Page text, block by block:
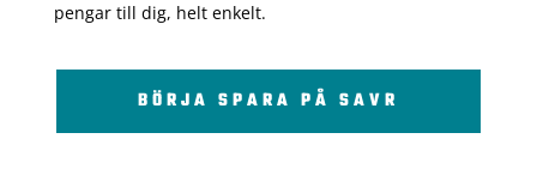
pengar till dig, helt enkelt.
BÖRJA SPARA PÅ SAVR